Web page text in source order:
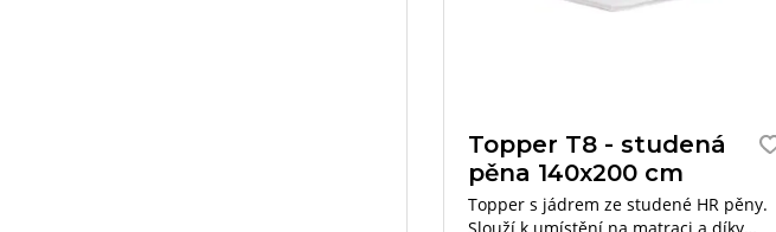
Topper T8 - studená
pěna 140x200 cm
Topper s jádrem ze studené HR pěny.